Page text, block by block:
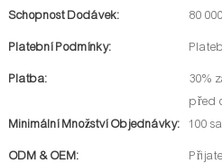
Schopnost Dodávek: 80
Platební Podmínky:
Platba:
30%
před
Minimální Množství Objednávky:
100
ODM & OEM: